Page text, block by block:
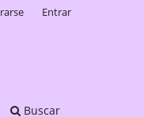
Buscar
Entrar